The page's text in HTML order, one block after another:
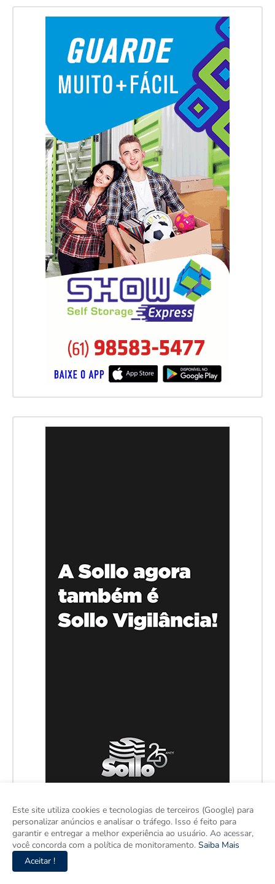
Este site utiliza cookies e tecnologias de terceiros (Google) para
personalizar anúncios e analisar o tráfego. Isso é feito para
garantir e entregar a melhor experiência ao usuário. Ao acessar,
você concorda com a política de monitoramento. Saiba Mais
Aceitar !